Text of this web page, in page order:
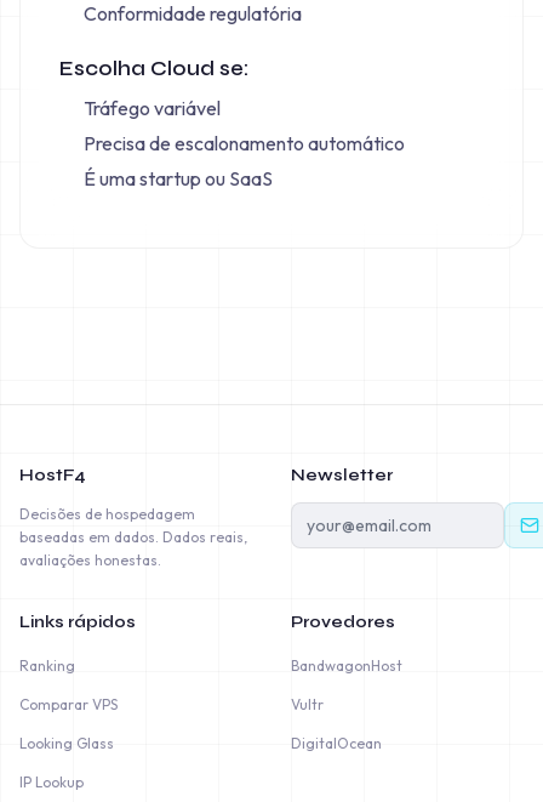
Conformidade regulatória
Escolha Cloud se:
Tráfego variável
Precisa de escalonamento automático
É uma startup ou SaaS
HostF4
Decisões de hospedagem
baseadas em dados. Dados reais,
avaliações honestas.
Newsletter
Links rápidos
Ranking
Comparar VPS
Looking Glass
IP Lookup
Provedores
BandwagonHost
Vultr
DigitalOcean